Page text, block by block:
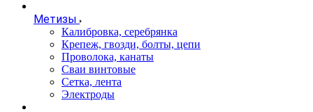
Метизы
Калибровка, серебрянка
Крепеж, гвозди, болты, цепи
Проволока, канаты
Сваи винтовые
Сетка, лента
Электроды